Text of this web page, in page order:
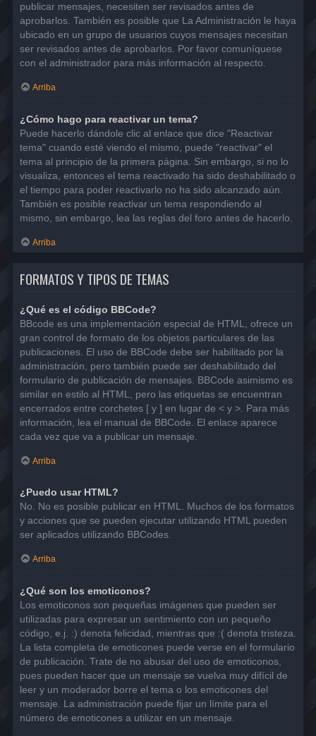
publicar mensajes, necesiten ser revisados antes de
aprobarlos. También es posible que La Administración le haya
ubicado en un grupo de usuarios cuyos mensajes necesitan
ser revisados antes de aprobarlos. Por favor comuníquese
con el administrador para más información al respecto.
Arriba
¿Cómo hago para reactivar un tema?
Puede hacerlo dándole clic al enlace que dice "Reactivar
tema" cuando esté viendo el mismo, puede "reactivar" el
tema al principio de la primera página. Sin embargo, si no lo
visualiza, entonces el tema reactivado ha sido deshabilitado o
el tiempo para poder reactivarlo no ha sido alcanzado aún.
También es posible reactivar un tema respondiendo al
mismo, sin embargo, lea las reglas del foro antes de hacerlo.
Arriba
FORMATOS Y TIPOS DE TEMAS
¿Qué es el código BBCode?
BBcode es una implementación especial de HTML, ofrece un
gran control de formato de los objetos particulares de las
publicaciones. El uso de BBCode debe ser habilitado por la
administración, pero también puede ser deshabilitado del
formulario de publicación de mensajes. BBCode asimismo es
similar en estilo al HTML, pero las etiquetas se encuentran
encerrados entre corchetes [ y ] en lugar de < y >. Para más
información, lea el manual de BBCode. El enlace aparece
cada vez que va a publicar un mensaje.
Arriba
¿Puedo usar HTML?
No. No es posible publicar en HTML. Muchos de los formatos
y acciones que se pueden ejecutar utilizando HTML pueden
ser aplicados utilizando BBCodes.
Arriba
¿Qué son los emoticonos?
Los emoticonos son pequeñas imágenes que pueden ser
utilizadas para expresar un sentimiento con un pequeño
código, e.j. :) denota felicidad, mientras que :( denota tristeza.
La lista completa de emoticones puede verse en el formulario
de publicación. Trate de no abusar del uso de emoticonos,
pues pueden hacer que un mensaje se vuelva muy difícil de
leer y un moderador borre el tema o los emoticones del
mensaje. La administración puede fijar un límite para el
número de emoticones a utilizar en un mensaje.